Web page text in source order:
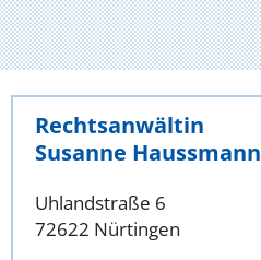
Rechtsanwältin
Susanne Haussmann
Uhlandstraße 6
72622 Nürtingen